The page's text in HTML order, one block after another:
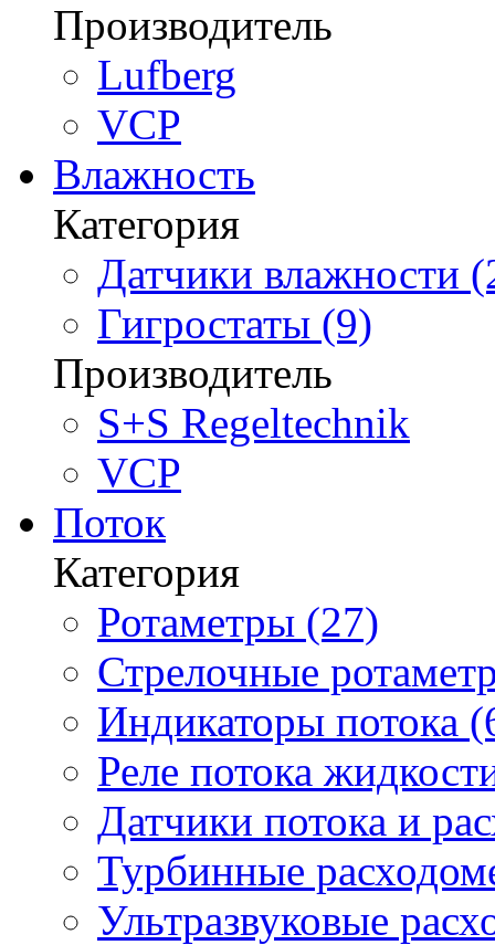
Производитель
Lufberg
VCP
Влажность
Категория
Датчики влажности
Гигростаты (9)
Производитель
S+S Regeltechnik
VCP
Поток
Категория
Ротаметры (27)
Стрелочные
Индикаторы потока
Реле потока
Датчики потока и
Турбинные
Ультразвуковые